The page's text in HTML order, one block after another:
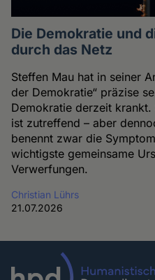
Die Demokratie und
durch das Netz
Steffen Mau hat in seiner
der Demokratie“ präzise
Demokratie derzeit krankt.
ist zutreffend – aber
benennt zwar die
wichtigste gemeinsame
Verwerfungen.
Christian Lührs
21.07.2026